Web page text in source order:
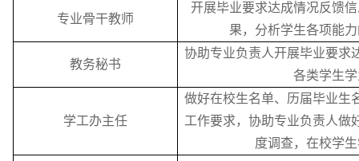
专业骨干教师
开展毕业要求达成情况反馈
果 ， 分析学生各项能
教务秘书
协助专业负责人开展毕业要求
各类学生
学工办主任
做好在校生名单、历届毕业生
工作要求 ，协助专业负责人做
度调查，在校学